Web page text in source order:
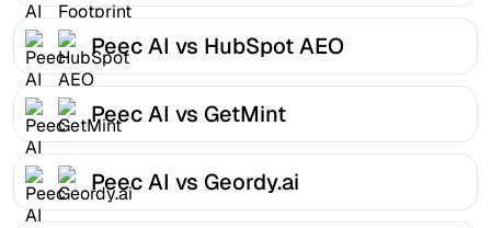
Peec AI vs HubSpot AEO
Peec AI vs GetMint
Peec AI vs Geordy.ai